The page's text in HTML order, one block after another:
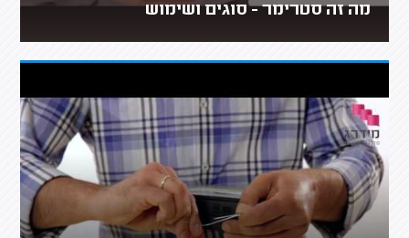
מה זה סטרימר - סוגים ושימוש